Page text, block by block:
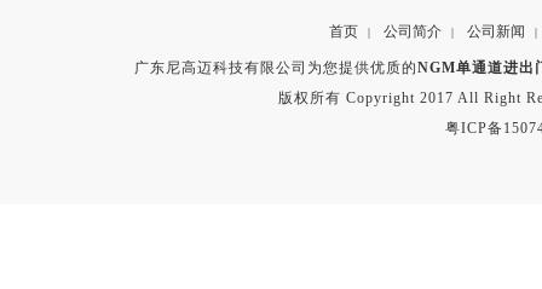
首页 | 公司简介 | 公司新闻 |
广东尼高迈科技有限公司为您提供优质的NGM单通道进出
版权所有 Copyright 2017 All Right
粤ICP备